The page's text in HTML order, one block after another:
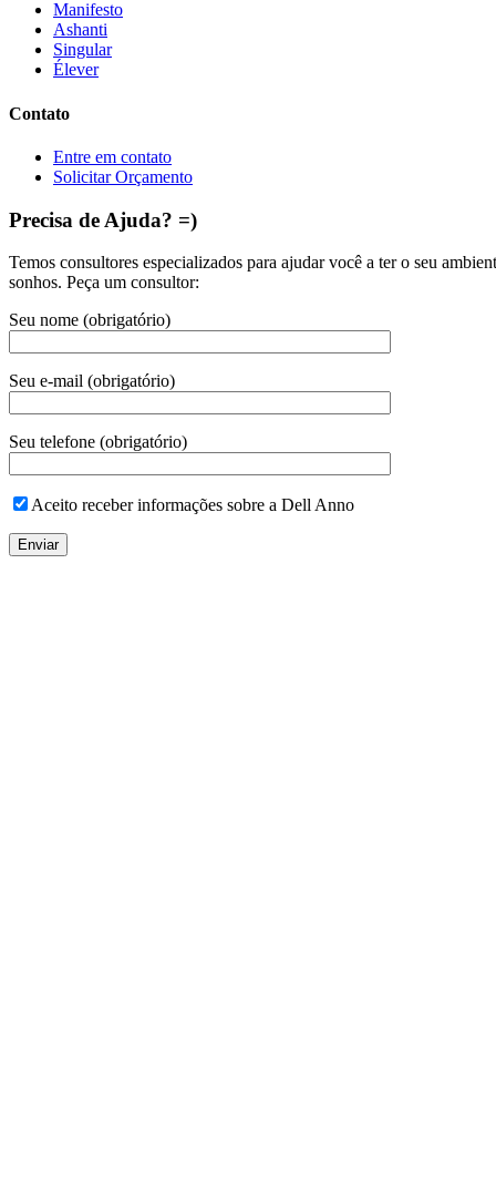
Manifesto
Ashanti
Singular
Élever
Contato
Entre em contato
Solicitar Orçamento
Precisa de Ajuda? =)
Temos consultores especializados para ajudar você a ter o seu
sonhos. Peça um consultor:
Seu nome (obrigatório)
Seu e-mail (obrigatório)
Seu telefone (obrigatório)
Aceito receber informações sobre a Dell Anno